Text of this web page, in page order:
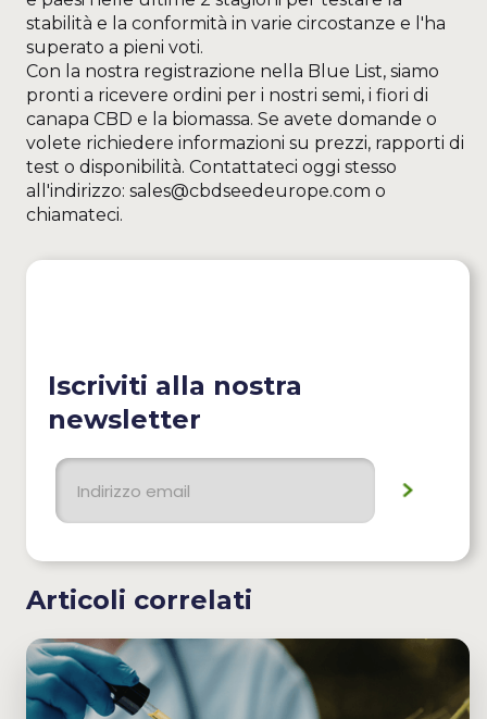
stabilità e la conformità in varie circostanze e l'ha
superato a pieni voti.
Con la nostra registrazione nella Blue List, siamo
pronti a ricevere ordini per i nostri semi, i fiori di
canapa CBD e la biomassa. Se avete domande o
volete richiedere informazioni su prezzi, rapporti di
test o disponibilità. Contattateci oggi stesso
all'indirizzo: sales@cbdseedeurope.com o
chiamateci.
Iscriviti alla nostra
newsletter
Articoli correlati